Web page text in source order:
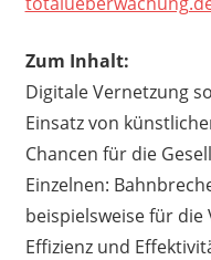
Zum Inhalt:
Digitale Vernetzung
Einsatz von
Chancen für die
Einzelnen:
beispielsweise für
Effizienz und